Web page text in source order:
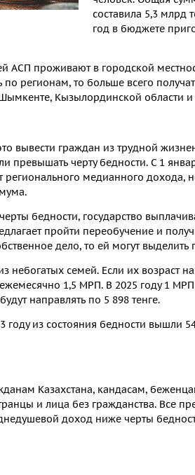
составила 5,3 млрд
год в бюджете
АСП проживают в городской
по регионам, то больше всего
Шымкенте, Кызылординской области и
вывести граждан из трудной
превышать черту бедности. С 1
регионального медианного дохода,
бедности, государство
пройти переобучение и
дело, то ей могут выделить
небогатых семей. Если их возраст
1,5 МРП. В 2025 году 1 МРП
направлять по 5 898 тенге.
из состояния бедности вышли
Казахстана, кандасам,
и лица без гражданства. Все
доход ниже черты